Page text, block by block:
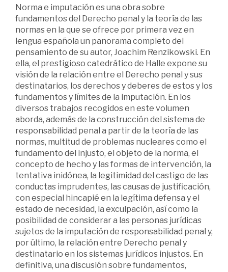
Norma e imputación es una obra sobre
fundamentos del Derecho penal y la teoría de las
normas en la que se ofrece por primera vez en
lengua española un panorama completo del
pensamiento de su autor, Joachim Renzikowski. En
ella, el prestigioso catedrático de Halle expone su
visión de la relación entre el Derecho penal y sus
destinatarios, los derechos y deberes de estos y los
fundamentos y límites de la imputación. En los
diversos trabajos recogidos en este volumen
aborda, además de la construcción del sistema de
responsabilidad penal a partir de la teoría de las
normas, multitud de problemas nucleares como el
fundamento del injusto, el objeto de la norma, el
concepto de hecho y las formas de intervención, la
tentativa inidónea, la legitimidad del castigo de las
conductas imprudentes, las causas de justificación,
con especial hincapié en la legítima defensa y el
estado de necesidad, la exculpación, así como la
posibilidad de considerar a las personas jurídicas
sujetos de la imputación de responsabilidad penal y,
por último, la relación entre Derecho penal y
destinatario en los sistemas jurídicos injustos. En
definitiva, una discusión sobre fundamentos,